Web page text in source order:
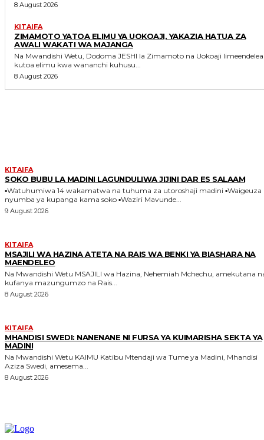
8 August 2026
KITAIFA
ZIMAMOTO YATOA ELIMU YA UOKOAJI, YAKAZIA HATUA ZA
AWALI WAKATI WA MAJANGA
Na Mwandishi Wetu, Dodoma JESHI la Zimamoto na Uokoaji limeendelea
kutoa elimu kwa wananchi kuhusu...
8 August 2026
KITAIFA
SOKO BUBU LA MADINI LAGUNDULIWA JIJINI DAR ES SALAAM
▪️Watuhumiwa 14 wakamatwa na tuhuma za utoroshaji madini ▪️Waigeuza
nyumba ya kupanga kama soko ▪️Waziri Mavunde...
9 August 2026
KITAIFA
MSAJILI WA HAZINA ATETA NA RAIS WA BENKI YA BIASHARA NA
MAENDELEO
Na Mwandishi Wetu MSAJILI wa Hazina, Nehemiah Mchechu, amekutana na
kufanya mazungumzo na Rais...
8 August 2026
KITAIFA
MHANDISI SWEDI: NANENANE NI FURSA YA KUIMARISHA SEKTA YA
MADINI
Na Mwandishi Wetu KAIMU Katibu Mtendaji wa Tume ya Madini, Mhandisi
Aziza Swedi, amesema...
8 August 2026